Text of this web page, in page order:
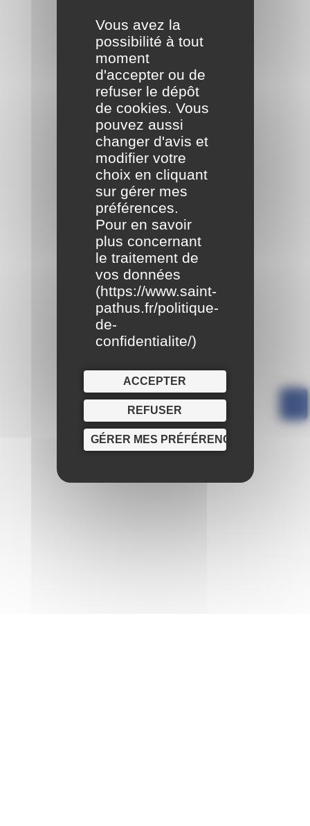
Vous avez la
possibilité à tout
moment
d'accepter ou de
refuser le dépôt
de cookies. Vous
pouvez aussi
changer d'avis et
modifier votre
choix en cliquant
sur gérer mes
préférences.
Pour en savoir
plus concernant
le traitement de
vos données
(https://www.saint-
pathus.fr/politique-
de-
confidentialite/)
ACCEPTER
REFUSER
GÉRER MES PRÉFÉRENCES